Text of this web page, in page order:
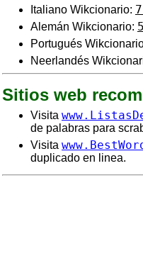
Italiano Wikcionario:
Alemán Wikcionario:
Portugués
Neerlandés
Sitios web
Visita
de palabras para
Visita
duplicado en linea.